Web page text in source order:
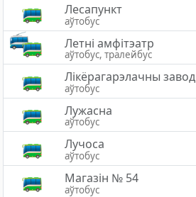
Лесапункт
аўтобус
Летні амфітэатр
аўтобус, тралейбус
Лікёрагарэлачны завод
аўтобус
Лужасна
аўтобус
Лучоса
аўтобус
Магазін № 54
аўтобус